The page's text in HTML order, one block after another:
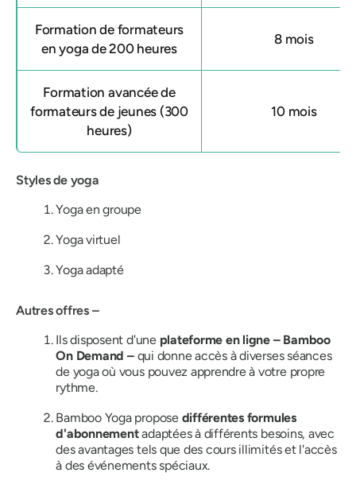
Formation de formateurs
en yoga de 200 heures
8 mois
Formation avancée de
formateurs de jeunes (300
heures)
10 mois
Styles de yoga
Yoga en groupe
Yoga virtuel
Yoga adapté
Autres offres –
Ils disposent d'une plateforme en ligne – Bamboo
On Demand –qui donne accès à diverses séances
de yoga où vous pouvez apprendre à votre propre
rythme.
Bamboo Yoga proposedifférentes formules
d'abonnementadaptées à différents besoins, avec
des avantages tels que des cours illimités et l'accès
à des événements spéciaux.